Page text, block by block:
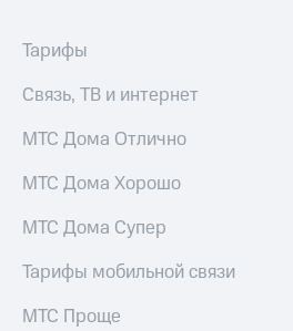
аудит
акций
Описание
Программа
приобретения
Порядок
выкупа
акций
Рынок
Тарифы
Связь, ТВ и интернет
МТС Дома Отлично
МТС Дома Хорошо
МТС Дома Супер
Тарифы мобильной связи
МТС Проще